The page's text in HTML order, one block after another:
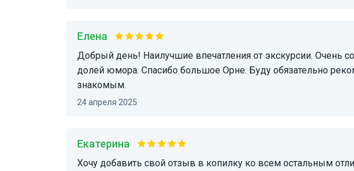
Елена
Добрый день! Наилучшие впечатления от экскурсии. Очень содержательно, интересно с
долей юмора. Спасибо большое Орне. Буду обязательно
знакомым.
24 апреля 2025
Екатерина
Хочу добавить свой отзыв в копилку ко всем остальным отличным отзывам. Экскурсия